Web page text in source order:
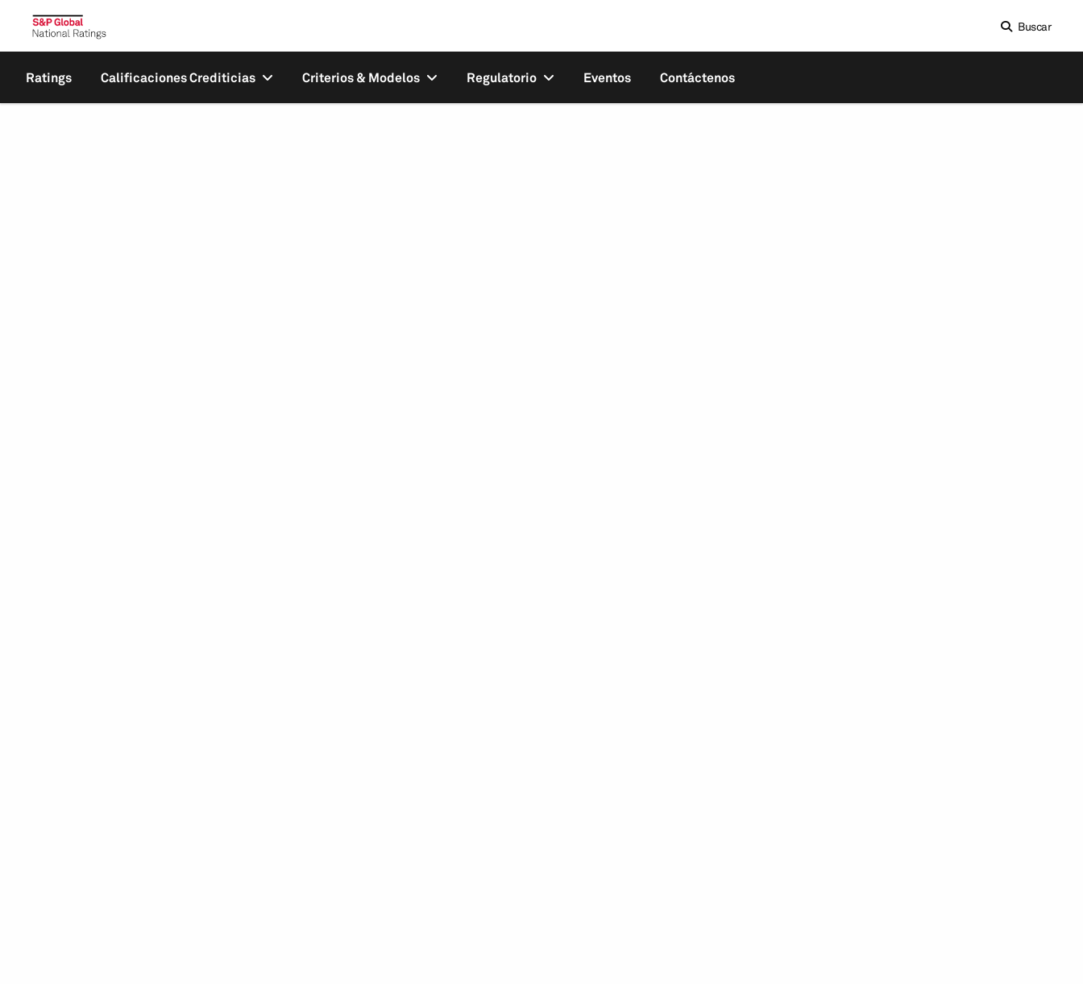
Buscar
Ratings Calificaciones Crediticias Criterios & Modelos Regulatorio Eventos Contáctenos